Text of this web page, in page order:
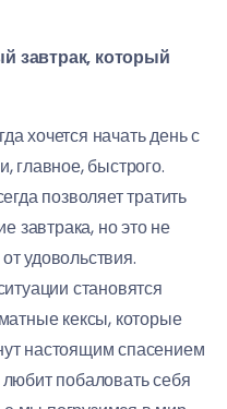
который
хочется начать день с
главное, быстрого.
позволяет тратить
завтрака, но это не
удовольствия.
становятся
кексы, которые
настоящим спасением
побаловать себя